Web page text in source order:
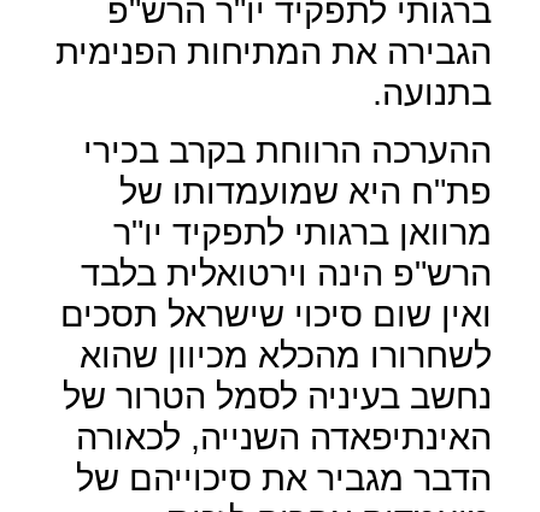
ברגותי לתפקיד יו"ר הרש"פ
הגבירה את המתיחות הפנימית
בתנועה.
ההערכה הרווחת בקרב בכירי
פת"ח היא שמועמדותו של
מרוואן ברגותי לתפקיד יו"ר
הרש"פ הינה וירטואלית בלבד
ואין שום סיכוי שישראל תסכים
לשחרורו מהכלא מכיוון שהוא
נחשב בעיניה לסמל הטרור של
האינתיפאדה השנייה, לכאורה
הדבר מגביר את סיכוייהם של